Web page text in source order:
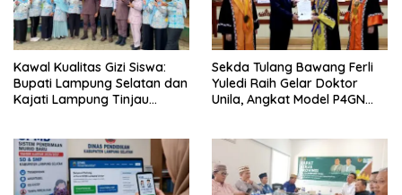
Kawal Kualitas Gizi Siswa:
Bupati Lampung Selatan dan
Kajati Lampung Tinjau
Sekda Tulang Bawang Ferli
Yuledi Raih Gelar Doktor
Unila, Angkat Model P4GN